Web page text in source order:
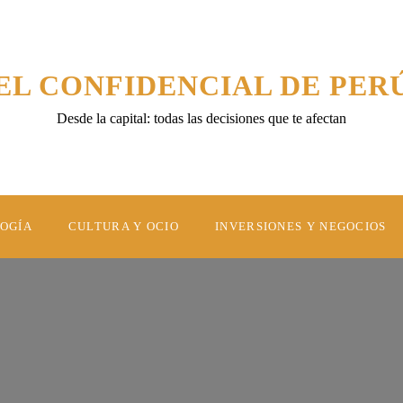
CONFIDENCIAL DE
Desde la capital: todas las decisiones que te afectan
CULTURA Y OCIO INVERSIONES Y NEGOCIOS